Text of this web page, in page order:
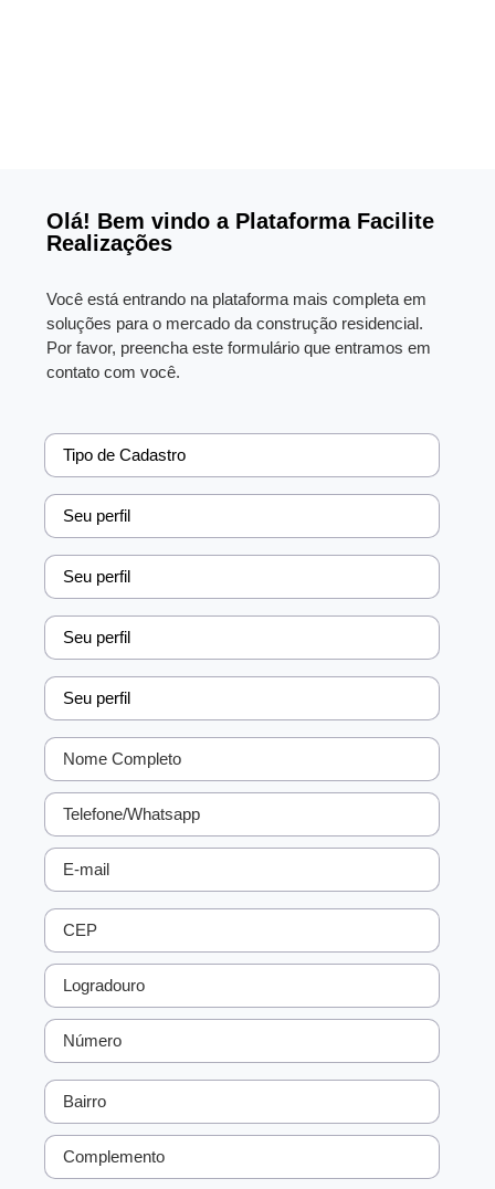
Olá! Bem vindo a Plataforma Facilite
Realizações
Você está entrando na plataforma mais completa em
soluções para o mercado da construção residencial.
Por favor, preencha este formulário que entramos em
contato com você.